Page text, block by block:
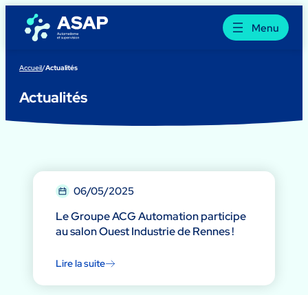
contenu
Menu
Accueil/Actualités
Actualités
06/05/2025
Le Groupe ACG Automation participe
au salon Ouest Industrie de Rennes !
Lire la suite